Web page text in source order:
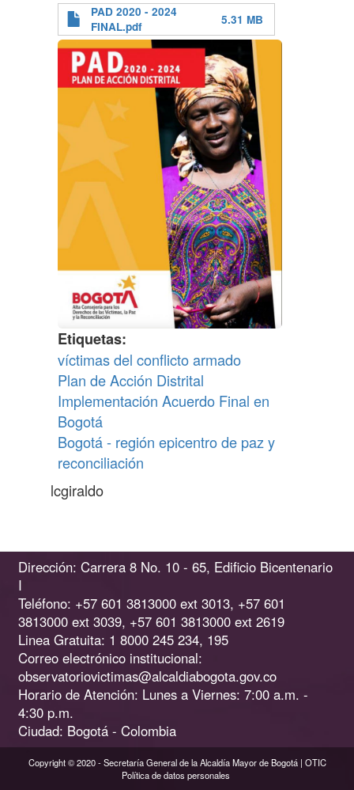
PAD 2020 - 2024
FINAL.pdf
5.31 MB
Etiquetas
víctimas del conflicto armado
Plan de Acción Distrital
Implementación Acuerdo Final en
Bogotá
Bogotá - región epicentro de paz y
reconciliación
lcgiraldo
Dirección: Carrera 8 No. 10 - 65, Edificio Bicentenario
I
Teléfono: +57 601 3813000 ext 3013, +57 601
3813000 ext 3039, +57 601 3813000 ext 2619
Linea Gratuita: 1 8000 245 234, 195
Correo electrónico institucional:
observatoriovictimas@alcaldiabogota.gov.co
Horario de Atención: Lunes a Viernes: 7:00 a.m. -
4:30 p.m.
Ciudad: Bogotá - Colombia
Copyright © 2020 - Secretaría General de la Alcaldía Mayor de Bogotá | OTIC
Política de datos personales